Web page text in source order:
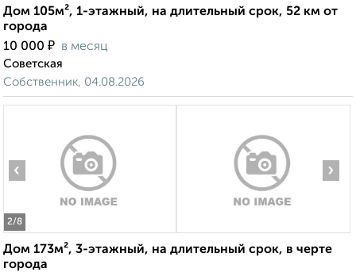
Дом 105м², 1-этажный, на длительный срок, 52 км от
города
10 000 ₽ в месяц
Советская
Собственник, 04.08.2026
2/8
‹ ›
Дом 173м², 3-этажный, на длительный срок, в черте
города